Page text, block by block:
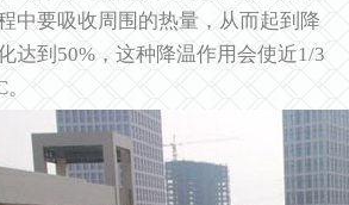
中要吸收周围的热量，从而起到降
达到50%，这种降温作用会使近1/3